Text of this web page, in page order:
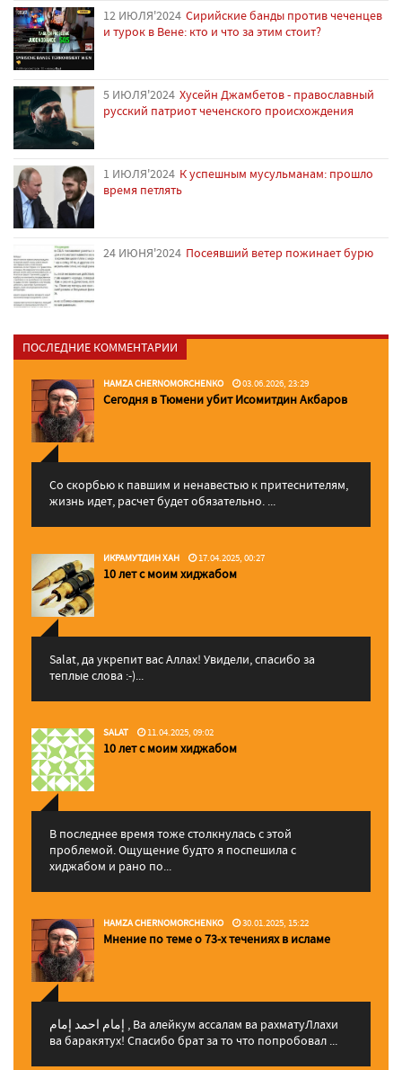
12 ИЮЛЯ'2024 Сирийские банды против чеченцев
и турок в Вене: кто и что за этим стоит?
5 ИЮЛЯ'2024 Хусейн Джамбетов - православный
русский патриот чеченского происхождения
1 ИЮЛЯ'2024 К успешным мусульманам: прошло
время петлять
24 ИЮНЯ'2024 Посеявший ветер пожинает бурю
ПОСЛЕДНИЕ КОММЕНТАРИИ
HAMZA CHERNOMORCHENKO 03.06.2026, 23:29
Сегодня в Тюмени убит Исомитдин Акбаров
Со скорбью к павшим и ненавестью к притеснителям,
жизнь идет, расчет будет обязательно. ...
ИКРАМУТДИН ХАН 17.04.2025, 00:27
10 лет с моим хиджабом
Salat, да укрепит вас Аллаx! Увидели, спасибо за
теплые слова :-)...
SALAT 11.04.2025, 09:02
10 лет с моим хиджабом
В последнее время тоже столкнулась с этой
проблемой. Ощущение будто я поспешила с
хиджабом и рано по...
HAMZA CHERNOMORCHENKO 30.01.2025, 15:22
Мнение по теме о 73-х течениях в исламе
إمام احمد إمام , Ва алейкум ассалам ва рахматуЛлахи
ва баракятух! Спасибо брат за то что попробовал ...